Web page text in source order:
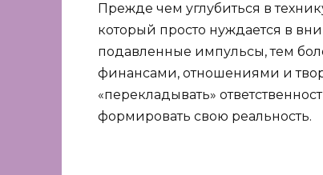
Прежде чем углубиться в
который просто нуждается в
подавленные импульсы, тем
финансами, отношениями и
«перекладывать»
формировать свою реальность.